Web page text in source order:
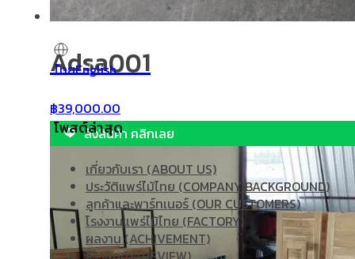
English
ไทย
โพสต์ล่าสุด
เกี่ยวกับเรา (ABOUT US)
ประวัติแพร่ไม้ไทย (COMPANY BACKGROUND)
ลูกค้าและพาร์ทเนอร์ (OUR CUSTOMERS)
โรงงานแพร่ไม้ไทย (FACTORY)
ผลงาน (ACHIVEMENT)
Adsa001
฿39,000.00
สั่งสินค้า คลิกเลย